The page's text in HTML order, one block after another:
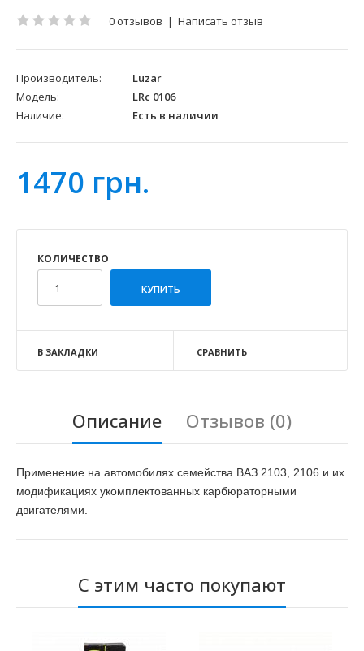
0 отзывов | Написать отзыв
Производитель:
Luzar
Модель:
LRc 0106
Наличие:
Есть в наличии
1470 грн.
КОЛИЧЕСТВО
В ЗАКЛАДКИ СРАВНИТЬ
Описание Отзывов (0)
Применение на автомобилях семейства ВАЗ 2103, 2106 и их
модификациях укомплектованных карбюраторными
двигателями.
С этим часто покупают